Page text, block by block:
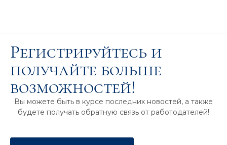
Регистрируйтесь и
получайте больше
возможностей!
Вы можете быть в курсе последних новостей, а также
будете получать обратную связь от работодателей!